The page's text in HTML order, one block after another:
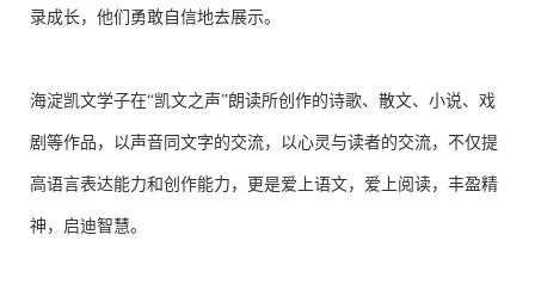
录成长，他们勇敢自信地去展示。
海淀凯文学子在“凯文之声”朗读所创作的诗歌、散文、小说、戏
剧等作品，以声音同文字的交流，以心灵与读者的交流，不仅提
高语言表达能力和创作能力，更是爱上语文，爱上阅读，丰盈精
神，启迪智慧。